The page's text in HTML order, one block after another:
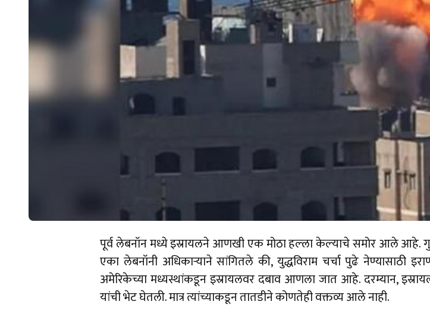
पूर्व लेबनॉन मध्ये इस्रायलने आणखी एक मोठा हल्‍ला केल्‍याचे समोर आले
एका लेबनॉनी अधिकाऱ्याने सांगितले की, युद्धविराम चर्चा पुढे नेण्यासाठी
अमेरिकेच्या मध्यस्थांकडून इस्रायलवर दबाव आणला जात आहे. दरम्यान,
यांची भेट घेतली. मात्र त्यांच्याकडून तातडीने कोणतेही वक्तव्य आले नाही.